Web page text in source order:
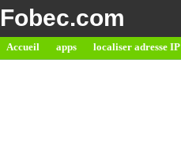
Fobec.com
Accueil apps localiser adresse IP